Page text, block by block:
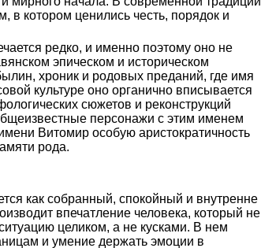
в котором ценились честь, порядок и
редко, и именно поэтому оно не
эпическом и историческом
хроник и родовых преданий, где имя
культуре оно органично вписывается
сюжетов и реконструкций
персонажи с этим именем
Витомир особую аристократичность
рода.
как собранный, спокойный и внутренне
впечатление человека, который не
целиком, а не кусками. В нем
и умение держать эмоции в